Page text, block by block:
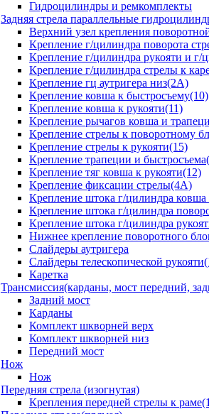
Гидроцилиндры и ремкомплекты
Задняя стрела параллельные
Верхний узел крепления
Крепление г/цилиндра поворота
Крепление г/цилиндра рукояти и г/
Крепление г/цилиндра стрелы к
Крепление гц аутригера низ(2А)
Крепление ковша к быстросъему(10)
Крепление ковша к рукояти(11)
Крепление рычагов ковша и
Крепление стрелы к поворотному
Крепление стрелы к рукояти(15)
Крепление трапеции и
Крепление тяг ковша к рукояти(12)
Крепление фиксации стрелы(4A)
Крепление штока г/цилиндра ковша
Крепление штока г/цилиндра
Крепление штока г/цилиндра
Нижнее крепление поворотного
Слайдеры аутригера
Слайдеры телескопической
Каретка
Трансмиссия(карданы, мост передний,
Задний мост
Карданы
Комплект шкворней верх
Комплект шкворней низ
Передний мост
Нож
Нож
Передняя стрела (изогнутая)
Крепления передней стрелы к